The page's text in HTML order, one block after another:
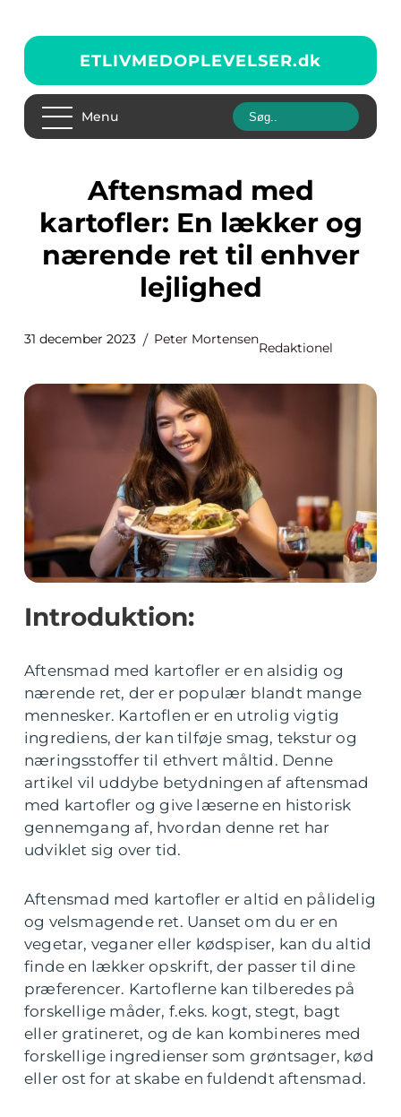
ETLIVMEDOPLEVELSER.dk
Menu
Aftensmad med
kartofler: En lækker og
nærende ret til enhver
lejlighed
31 december 2023 Peter Mortensen
Redaktionel
Introduktion:
Aftensmad med kartofler er en alsidig og
nærende ret, der er populær blandt mange
mennesker. Kartoflen er en utrolig vigtig
ingrediens, der kan tilføje smag, tekstur og
næringsstoffer til ethvert måltid. Denne
artikel vil uddybe betydningen af aftensmad
med kartofler og give læserne en historisk
gennemgang af, hvordan denne ret har
udviklet sig over tid.
Aftensmad med kartofler er altid en pålidelig
og velsmagende ret. Uanset om du er en
vegetar, veganer eller kødspiser, kan du altid
finde en lækker opskrift, der passer til dine
præferencer. Kartoflerne kan tilberedes på
forskellige måder, f.eks. kogt, stegt, bagt
eller gratineret, og de kan kombineres med
forskellige ingredienser som grøntsager, kød
eller ost for at skabe en fuldendt aftensmad.